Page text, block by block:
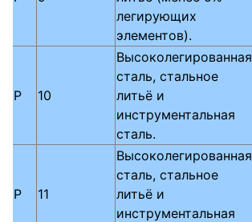
легирующих
элементов).
P 10
Высоколегированная
сталь, стальное
литьё и
инструментальная
сталь.
P 11
Высоколегированная
сталь, стальное
литьё и
инструментальная